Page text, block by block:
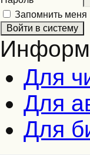
Запомнить меня
Для
Для
Для